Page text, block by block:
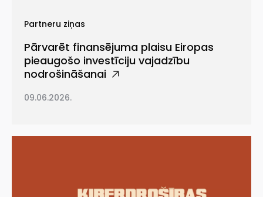
Partneru ziņas
Pārvarēt finansējuma plaisu Eiropas
pieaugošo investīciju vajadzību
nodrošināšanai
09.06.2026.